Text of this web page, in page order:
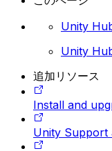
Unity
Unity
追加リソース
Install and
Unity Support